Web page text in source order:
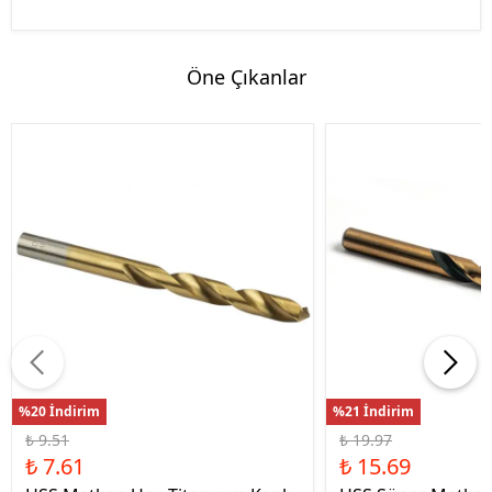
Öne Çıkanlar
%20 İndirim
₺ 9.51
₺ 7.61
%21 İndirim
₺ 19.97
₺ 15.69